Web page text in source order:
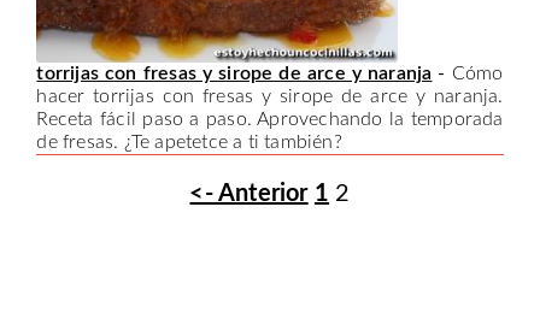
torrijas con fresas y sirope de arce y naranja - Cómo
hacer torrijas con fresas y sirope de arce y naranja.
Receta fácil paso a paso. Aprovechando la temporada
de fresas. ¿Te apetetce a ti también?
<- Anterior 1 2